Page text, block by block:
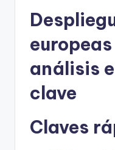
análisis
clave
Claves